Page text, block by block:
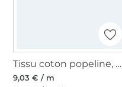
Tissu coton popeline, menthe clair
9,03 € / m